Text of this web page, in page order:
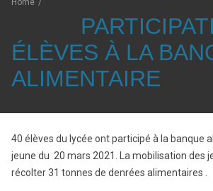
Home /
ÉLÈVES À LA
ALIMENTAIRE
40 élèves du lycée ont participé à la banque
jeune du 20 mars 2021. La mobilisation des
récolter 31 tonnes de denrées alimentaires .